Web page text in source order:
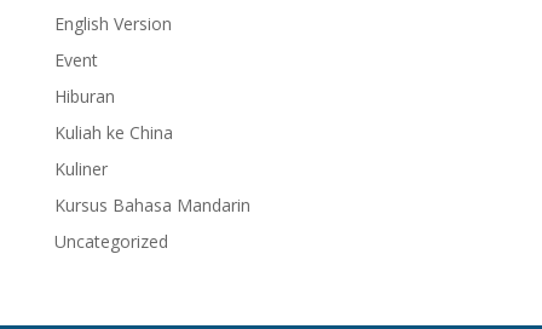
English Version
Event
Hiburan
Kuliah ke China
Kuliner
Kursus Bahasa Mandarin
Uncategorized